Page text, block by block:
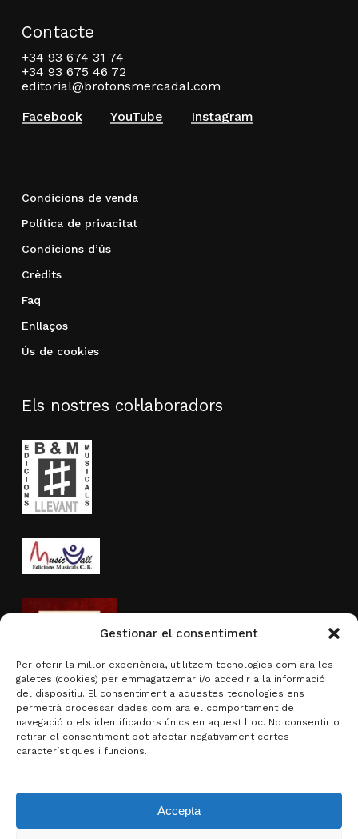
Gestionar el consentiment
Per oferir la millor experiència, utilitzem tecnologies com ara les
galetes (cookies) per emmagatzemar i/o accedir a la informació
del dispositiu. El consentiment a aquestes tecnologies ens
permetrà processar dades com ara el comportament de
navegació o els identificadors únics en aquest lloc. No consentir o
retirar el consentiment pot afectar negativament certes
característiques i funcions.
Accepta
Contacte
+34 93 674 31 74
+34 93 675 46 72
editorial@brotonsmercadal.com
Facebook
YouTube Instagram
Condicions de venda
Política de privacitat
Condicions d’ús
Crèdits
Faq
Enllaços
Ús de cookies
Els nostres col·laboradors
Activitat subvencionada per